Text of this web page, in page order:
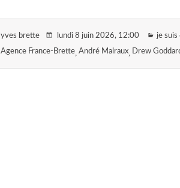
yves brette lundi 8 juin 2026, 12:00 je
Agence France-Brette André Malraux Drew